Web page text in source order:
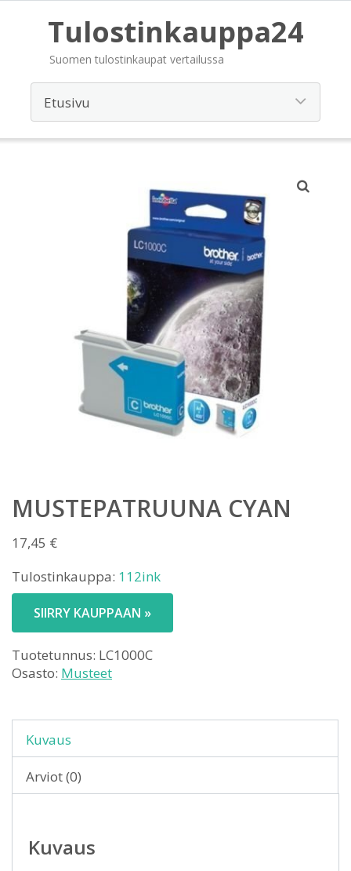
Tulostinkauppa24
Suomen tulostinkaupat vertailussa
MUSTEPATRUUNA CYAN
17,45 €
Tulostinkauppa: 112ink
SIIRRY KAUPPAAN »
Tuotetunnus: LC1000C
Osasto: Musteet
Kuvaus
Arviot (0)
Kuvaus